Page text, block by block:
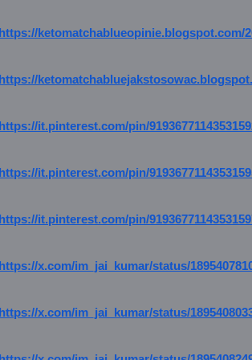
https://ketomatchablueopinie.blogspot.com/
https://
https://it.pinterest.com/pin/
https://it.pinterest.com/pin/
https://it.pinterest.com/pin/
https://x.com/im_jai_kumar/status/
https://x.com/im_jai_kumar/status/